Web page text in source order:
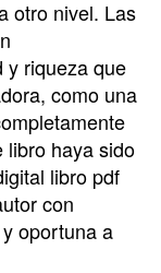
otro nivel. Las
y riqueza que
como una
libro haya sido
libro pdf
con
oportuna a